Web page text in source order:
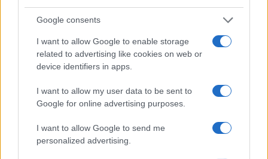
Google consents
I want to allow Google to enable storage
related to advertising like cookies on web or
device identifiers in apps.
I want to allow my user data to be sent to
Google for online advertising purposes.
I want to allow Google to send me
personalized advertising.
Continua a leggere